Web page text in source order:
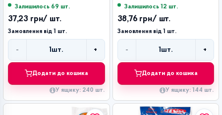
(240)
Залишилось 69 шт.
37,23 грн/ шт.
Замовлення від 1 шт.
- 1шт. +
Додати до кошика
У ящику: 240 шт.
Залишилось 12 шт.
38,76 грн/ шт.
Замовлення від 1 шт.
- 1шт. +
Додати до кошика
У ящику: 144 шт.